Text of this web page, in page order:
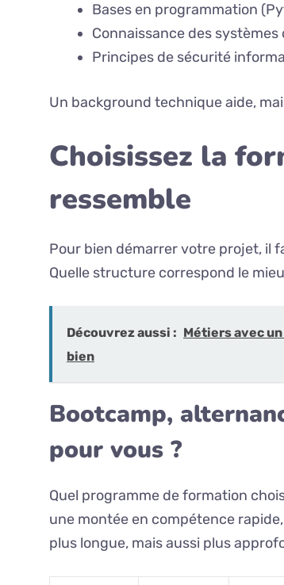
Bases en programmation
Connaissance des
Principes de sécurité
Un background technique aide,
Choisissez la
ressemble
Pour bien démarrer votre projet, il
Quelle structure correspond le
Découvrez aussi : Métiers avec
bien
Bootcamp,
pour vous ?
Quel programme de formation
une montée en compétence
plus longue, mais aussi plus